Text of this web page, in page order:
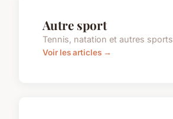
Autre sport
Tennis, natation et autres sports
Voir les articles →